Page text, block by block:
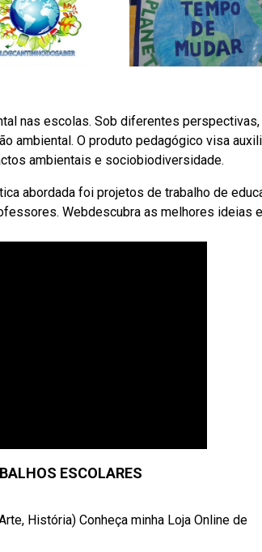
nas escolas. Sob diferentes
ambiental. O produto pedagógico visa
ambientais e sociobiodiversidade.
abordada foi projetos de trabalho de
Webdescubra as melhores ideias e
ESCOLARES
História) Conheça minha Loja Online de